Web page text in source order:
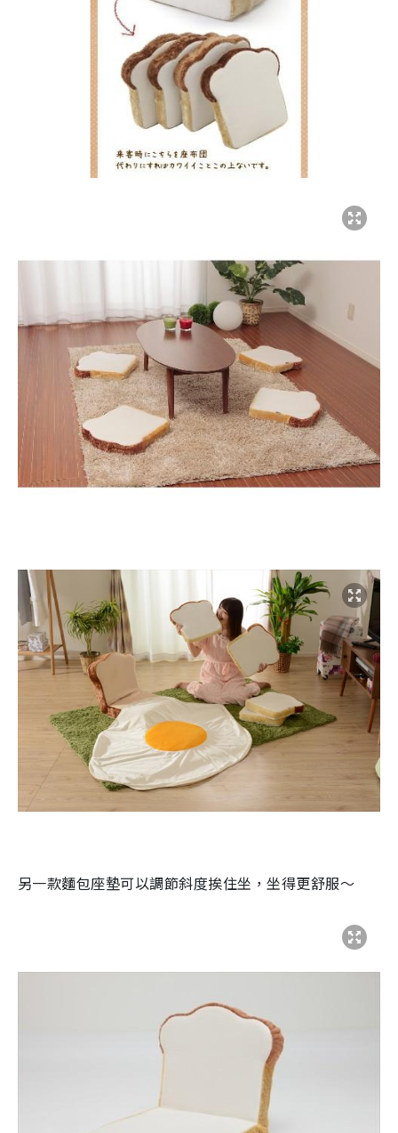
另一款麵包座墊可以調節斜度挨住坐，坐得更舒服～